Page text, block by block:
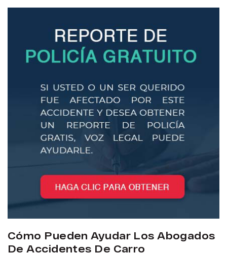
Cómo Pueden Ayudar Los Abogados
De Accidentes De Carro